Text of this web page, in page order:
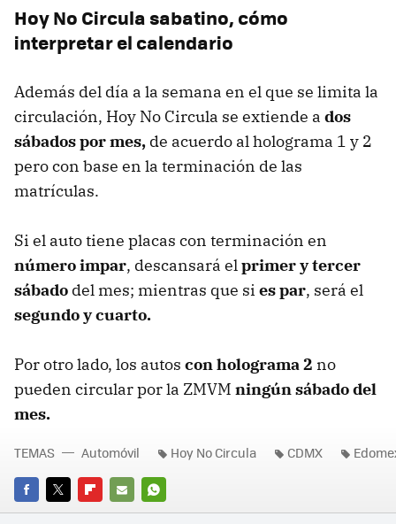
Hoy No Circula sabatino, cómo
interpretar el calendario
Además del día a la semana en el que se limita la
circulación, Hoy No Circula se extiende a dos
sábados por mes, de acuerdo al holograma 1 y 2
pero con base en la terminación de las
matrículas.
Si el auto tiene placas con terminación en
número impar, descansará elprimer y tercer
sábado del mes; mientras que si es par, será el
segundo y cuarto.
Por otro lado, los autos con holograma 2 no
pueden circular por la ZMVM ningún sábado del
mes.
FACEBOOK
TWITTERFLIPBOARD
E-
WHATSAPP
TEMAS Automóvil Hoy No Circula CDMX